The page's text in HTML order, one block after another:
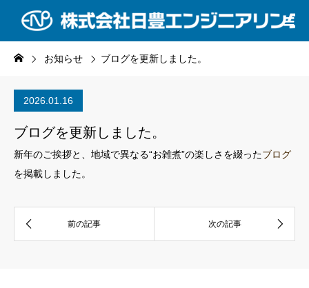
NEWS
お知らせ ブログを更新しました。
2026.01.16
ブログを更新しました。
新年のご挨拶と、地域で異なる“お雑煮”の楽しさを綴ったブログ
を掲載しました。